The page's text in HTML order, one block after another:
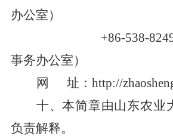
办公室）
+86-538-824
事务办公室）
网
址：http://
十、本简章由山东农业
负责解释。